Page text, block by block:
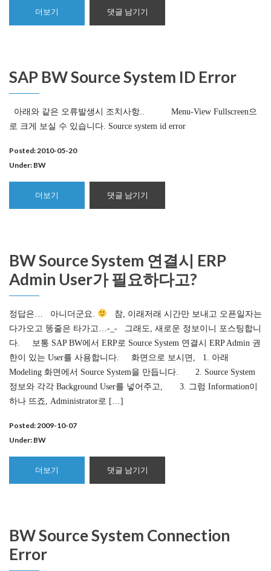
더보기 댓글 남기기
SAP BW Source System ID Error
아래와 같은 오류발생시 조치사항.. Menu-View Fullscreen으
로 크게 보실 수 있습니다. Source system id error
Posted: 2010-05-20
Under: BW
더보기 댓글 남기기
BW Source System 연결시 ERP
Admin User가 필요하다고?
정답은… 아니더군요.
참, 이래저래 시간만 보내고 오픈일자는
다가오고 똥줄은 타가고…-_- 그래도, 새로운 정보이니 포스팅합니
다. 보통 SAP BW에서 ERP로 Source System 연결시 ERP Admin 권
한이 있는 User를 사용합니다. 화면으로 보시면, 1. 아래
Modeling 화면에서 Source System을 만듭니다. 2. Source System
정보와 각각 Background User를 넣어주고, 3. 그럼 Information이
하나 뜨죠, Administrator로 […]
Posted: 2009-10-07
Under: BW
더보기 댓글 남기기
BW Source System Connection
Error